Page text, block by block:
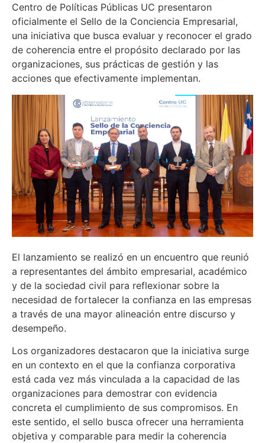
Centro de Políticas Públicas UC presentaron
oficialmente el Sello de la Conciencia Empresarial,
una iniciativa que busca evaluar y reconocer el grado
de coherencia entre el propósito declarado por las
organizaciones, sus prácticas de gestión y las
acciones que efectivamente implementan.
El lanzamiento se realizó en un encuentro que reunió
a representantes del ámbito empresarial, académico
y de la sociedad civil para reflexionar sobre la
necesidad de fortalecer la confianza en las empresas
a través de una mayor alineación entre discurso y
desempeño.
Los organizadores destacaron que la iniciativa surge
en un contexto en el que la confianza corporativa
está cada vez más vinculada a la capacidad de las
organizaciones para demostrar con evidencia
concreta el cumplimiento de sus compromisos. En
este sentido, el sello busca ofrecer una herramienta
objetiva y comparable para medir la coherencia